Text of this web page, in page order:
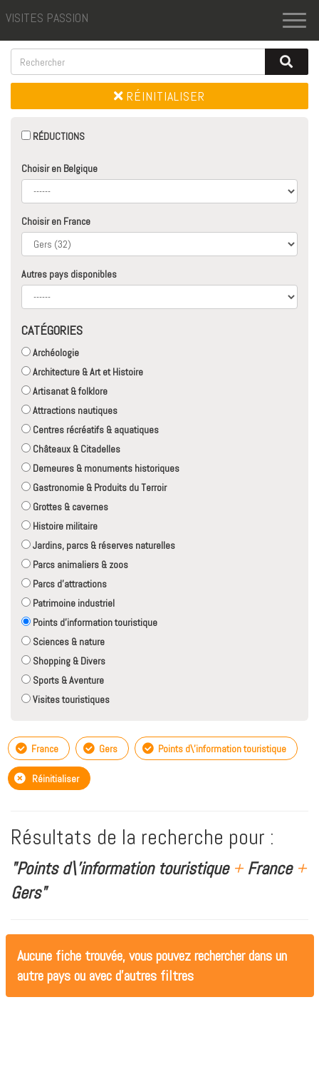
VISITES PASSION
RÉINITIALISER
RÉDUCTIONS
Choisir en Belgique
Choisir en France
Autres pays disponibles
CATÉGORIES
Archéologie
Architecture & Art et Histoire
Artisanat & folklore
Attractions nautiques
Centres récréatifs & aquatiques
Châteaux & Citadelles
Demeures & monuments historiques
Gastronomie & Produits du Terroir
Grottes & cavernes
Histoire militaire
Jardins, parcs & réserves naturelles
Parcs animaliers & zoos
Parcs d'attractions
Patrimoine industriel
Points d'information touristique
Sciences & nature
Shopping & Divers
Sports & Aventure
Visites touristiques
France Gers Points d\'information touristique
Réinitialiser
Résultats de la recherche pour :
"Points d\'information touristique +France +
Gers"
Aucune fiche trouvée, vous pouvez rechercher dans un
autre pays ou avec d'autres filtres